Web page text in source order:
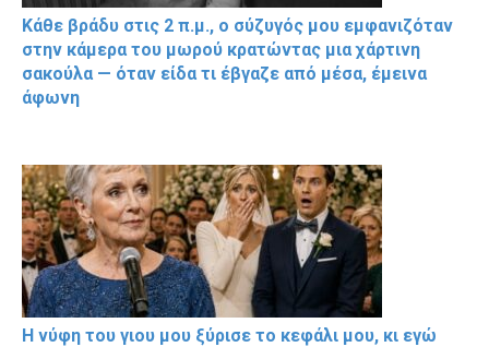
Κάθε βράδυ στις 2 π.μ., ο σύζυγός μου εμφανιζόταν
στην κάμερα του μωρού κρατώντας μια χάρτινη
σακούλα — όταν είδα τι έβγαζε από μέσα, έμεινα
άφωνη
Η νύφη του γιου μου ξύρισε το κεφάλι μου, κι εγώ